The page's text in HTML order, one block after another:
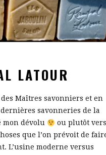
LATOUR
Maîtres savonniers et en
savonneries de la
mon dévolu
ou plutôt vers
que l’on prévoit de
L’usine moderne versus